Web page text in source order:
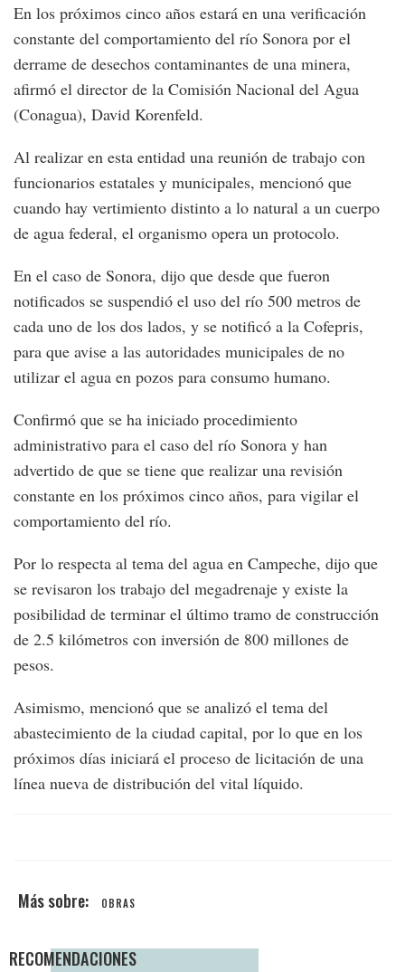
En los próximos cinco años estará en una verificación
constante del comportamiento del río Sonora por el
derrame de desechos contaminantes de una minera,
afirmó el director de la Comisión Nacional del Agua
(Conagua), David Korenfeld.
Al realizar en esta entidad una reunión de trabajo con
funcionarios estatales y municipales, mencionó que
cuando hay vertimiento distinto a lo natural a un cuerpo
de agua federal, el organismo opera un protocolo.
En el caso de Sonora, dijo que desde que fueron
notificados se suspendió el uso del río 500 metros de
cada uno de los dos lados, y se notificó a la Cofepris,
para que avise a las autoridades municipales de no
utilizar el agua en pozos para consumo humano.
Confirmó que se ha iniciado procedimiento
administrativo para el caso del río Sonora y han
advertido de que se tiene que realizar una revisión
constante en los próximos cinco años, para vigilar el
comportamiento del río.
Por lo respecta al tema del agua en Campeche, dijo que
se revisaron los trabajo del megadrenaje y existe la
posibilidad de terminar el último tramo de construcción
de 2.5 kilómetros con inversión de 800 millones de
pesos.
Asimismo, mencionó que se analizó el tema del
abastecimiento de la ciudad capital, por lo que en los
próximos días iniciará el proceso de licitación de una
línea nueva de distribución del vital líquido.
OBRAS
RECOMENDACIONES